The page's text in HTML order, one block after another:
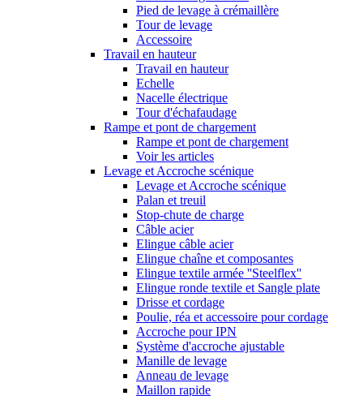
Pied de levage à crémaillère
Tour de levage
Accessoire
Travail en hauteur
Travail en hauteur
Echelle
Nacelle électrique
Tour d'échafaudage
Rampe et pont de chargement
Rampe et pont de chargement
Voir les articles
Levage et Accroche scénique
Levage et Accroche scénique
Palan et treuil
Stop-chute de charge
Câble acier
Elingue câble acier
Elingue chaîne et composantes
Elingue textile armée ''Steelflex''
Elingue ronde textile et Sangle plate
Drisse et cordage
Poulie, réa et accessoire pour cordage
Accroche pour IPN
Système d'accroche ajustable
Manille de levage
Anneau de levage
Maillon rapide